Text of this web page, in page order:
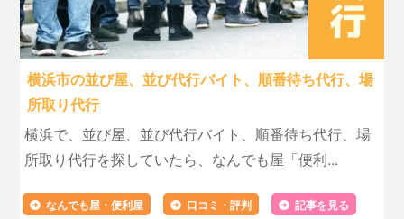
横浜市の並び屋、並び代行バイト、順番待ち代行、場
所取り代行
横浜で、並び屋、並び代行バイト、順番待ち代行、場
所取り代行を探していたら、なんでも屋「便利...
なんでも屋・便利屋 口コミ・評判 記事を見る